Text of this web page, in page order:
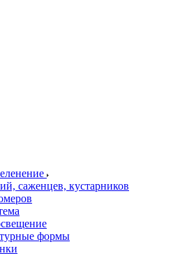
саженцев, кустарников
формы